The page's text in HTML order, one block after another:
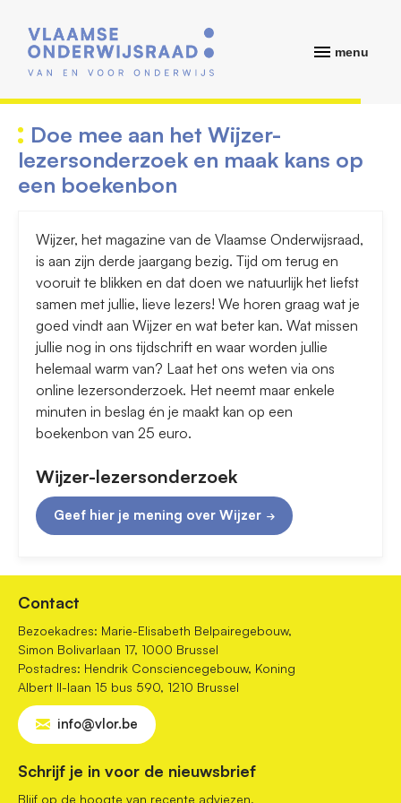
menu
Doe mee aan het Wijzer-
lezersonderzoek en maak kans op
een boekenbon
Wijzer, het magazine van de Vlaamse Onderwijsraad,
is aan zijn derde jaargang bezig. Tijd om terug en
vooruit te blikken en dat doen we natuurlijk het liefst
samen met jullie, lieve lezers! We horen graag wat je
goed vindt aan Wijzer en wat beter kan. Wat missen
jullie nog in ons tijdschrift en waar worden jullie
helemaal warm van? Laat het ons weten via ons
online lezersonderzoek. Het neemt maar enkele
minuten in beslag én je maakt kan op een
boekenbon van 25 euro.
Wijzer-lezersonderzoek
Geef hier je mening over Wijzer
Contact
Bezoekadres: Marie-Elisabeth Belpairegebouw,
Simon Bolivarlaan 17, 1000 Brussel
Postadres: Hendrik Consciencegebouw, Koning
Albert II-laan 15 bus 590, 1210 Brussel
info@vlor.be
Schrijf je in voor de nieuwsbrief
Blijf op de hoogte van recente adviezen,